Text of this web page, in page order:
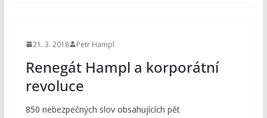
21. 3. 2018 Petr Hampl
Renegát Hampl a korporátní
revoluce
850 nebezpečných slov obsahujících pět